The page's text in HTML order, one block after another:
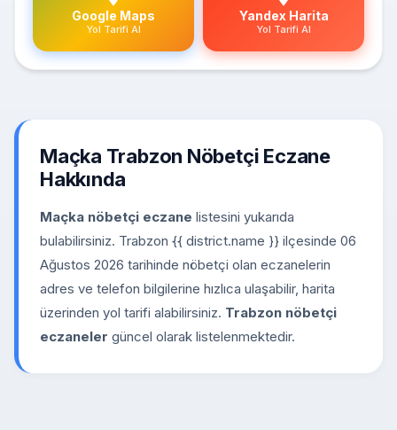
Google Maps
Yol Tarifi Al
Yandex Harita
Yol Tarifi Al
Maçka Trabzon Nöbetçi Eczane
Hakkında
Maçka nöbetçi eczane listesini yukarıda
bulabilirsiniz. Trabzon {{ district.name }} ilçesinde 06
Ağustos 2026 tarihinde nöbetçi olan eczanelerin
adres ve telefon bilgilerine hızlıca ulaşabilir, harita
üzerinden yol tarifi alabilirsiniz. Trabzon nöbetçi
eczaneler güncel olarak listelenmektedir.